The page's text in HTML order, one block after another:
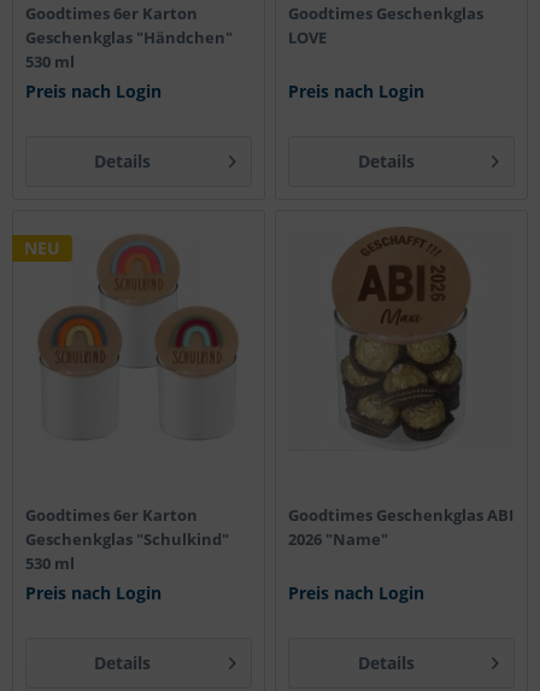
Goodtimes 6er Karton
Geschenkglas "Händchen"
530 ml
Preis nach Login
Details
Goodtimes Geschenkglas
LOVE
Preis nach Login
Details
NEU
Goodtimes 6er Karton
Geschenkglas "Schulkind"
530 ml
Preis nach Login
Details
Goodtimes Geschenkglas ABI
2026 "Name"
Preis nach Login
Details